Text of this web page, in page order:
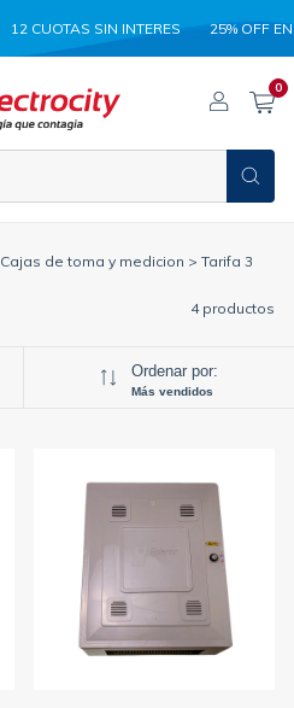
12 CUOTAS SIN INTERES 25% OFF EN
0
Cajas de toma y medicion > Tarifa 3
4 productos
Ordenar por:
Más vendidos